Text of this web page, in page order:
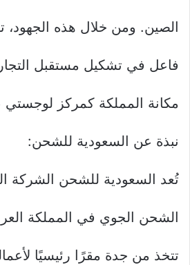
الصين. ومن خلال هذه الجهود،
فاعل في تشكيل مستقبل
مكانة المملكة كمركز
نبذة عن السعودية للشحن:
تُعد السعودية للشحن الشركة
الشحن الجوي في المملكة
تتخذ من جدة مقرًا رئيسيًا